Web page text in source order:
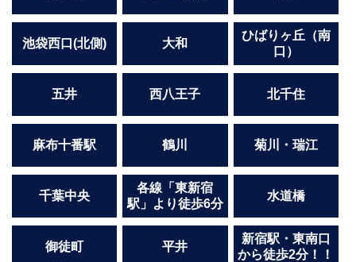
池袋西口(北側) 大和
ひばりヶ丘（南
口）
五井 西八王子 北千住
麻布十番駅 鶴川 菊川・瑞江
千葉中央
各線「東新宿
駅」より徒歩6分
水道橋
御徒町 平井
新宿駅・東南口
から徒歩2分！！